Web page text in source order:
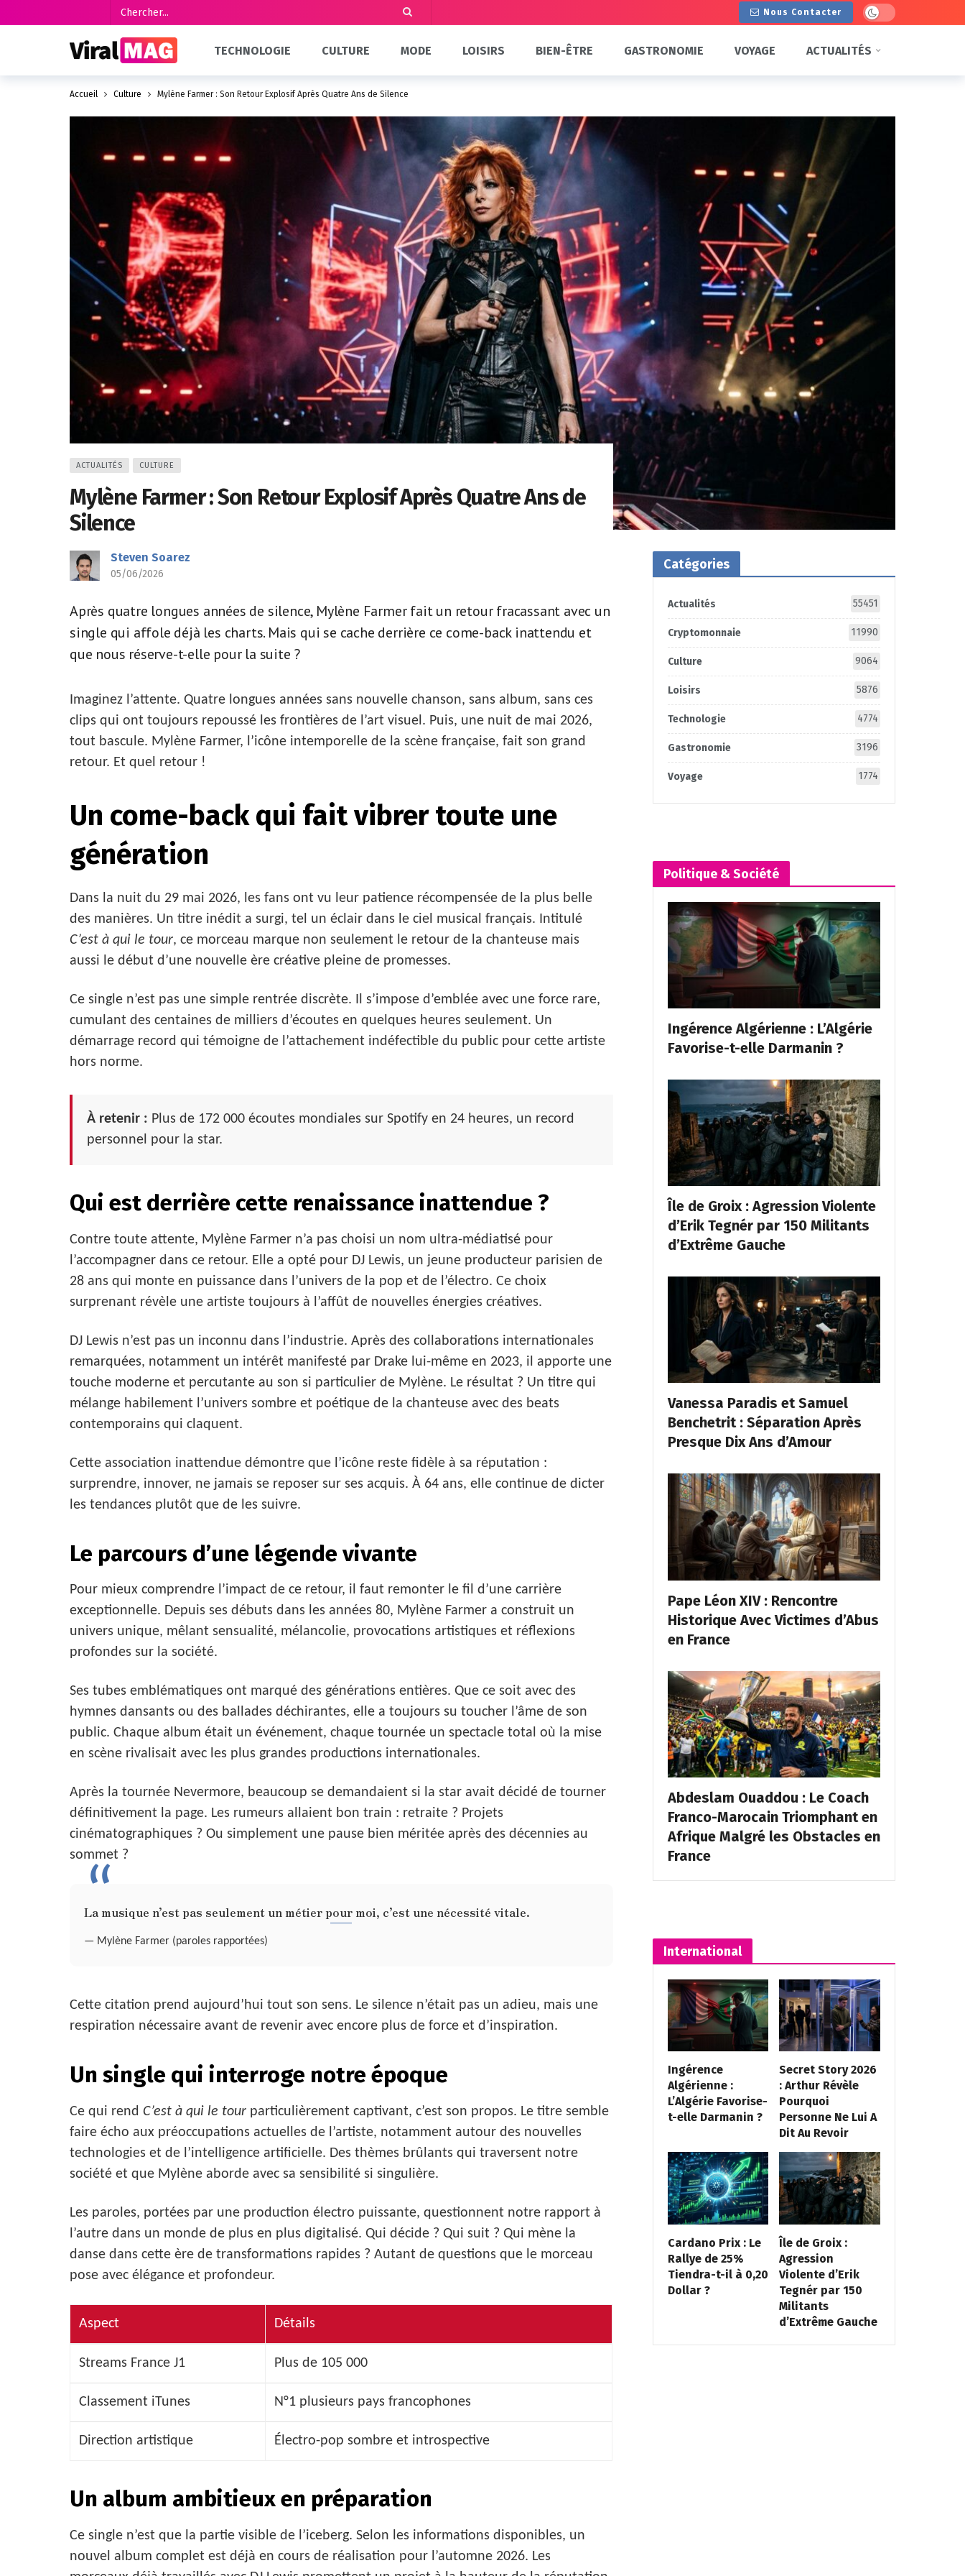
Nous Contacter Dark mode
TECHNOLOGIE CULTURE MODE LOISIRS BIEN-ÊTRE GASTRONOMIE VOYAGE ACTUALITÉS
Accueil Culture Mylène Farmer : Son Retour Explosif Après Quatre Ans de Silence
ACTUALITÉS CULTURE
Mylène Farmer : Son Retour Explosif Après Quatre Ans de
Silence
Steven Soarez
05/06/2026
Après quatre longues années de silence, Mylène Farmer fait un retour fracassant avec un
single qui affole déjà les charts. Mais qui se cache derrière ce come-back inattendu et
que nous réserve-t-elle pour la suite ?
Imaginez l’attente. Quatre longues années sans nouvelle chanson, sans album, sans ces
clips qui ont toujours repoussé les frontières de l’art visuel. Puis, une nuit de mai 2026,
tout bascule. Mylène Farmer, l’icône intemporelle de la scène française, fait son grand
retour. Et quel retour !
Un come-back qui fait vibrer toute une
génération
Dans la nuit du 29 mai 2026, les fans ont vu leur patience récompensée de la plus belle
des manières. Un titre inédit a surgi, tel un éclair dans le ciel musical français. Intitulé
C’est à qui le tour, ce morceau marque non seulement le retour de la chanteuse mais
aussi le début d’une nouvelle ère créative pleine de promesses.
Ce single n’est pas une simple rentrée discrète. Il s’impose d’emblée avec une force rare,
cumulant des centaines de milliers d’écoutes en quelques heures seulement. Un
démarrage record qui témoigne de l’attachement indéfectible du public pour cette artiste
hors norme.
À retenir : Plus de 172 000 écoutes mondiales sur Spotify en 24 heures, un record
personnel pour la star.
Qui est derrière cette renaissance inattendue ?
Contre toute attente, Mylène Farmer n’a pas choisi un nom ultra-médiatisé pour
l’accompagner dans ce retour. Elle a opté pour DJ Lewis, un jeune producteur parisien de
28 ans qui monte en puissance dans l’univers de la pop et de l’électro. Ce choix
surprenant révèle une artiste toujours à l’affût de nouvelles énergies créatives.
DJ Lewis n’est pas un inconnu dans l’industrie. Après des collaborations internationales
remarquées, notamment un intérêt manifesté par Drake lui-même en 2023, il apporte une
touche moderne et percutante au son si particulier de Mylène. Le résultat ? Un titre qui
mélange habilement l’univers sombre et poétique de la chanteuse avec des beats
contemporains qui claquent.
Cette association inattendue démontre que l’icône reste fidèle à sa réputation :
surprendre, innover, ne jamais se reposer sur ses acquis. À 64 ans, elle continue de dicter
les tendances plutôt que de les suivre.
Le parcours d’une légende vivante
Pour mieux comprendre l’impact de ce retour, il faut remonter le fil d’une carrière
exceptionnelle. Depuis ses débuts dans les années 80, Mylène Farmer a construit un
univers unique, mêlant sensualité, mélancolie, provocations artistiques et réflexions
profondes sur la société.
Ses tubes emblématiques ont marqué des générations entières. Que ce soit avec des
hymnes dansants ou des ballades déchirantes, elle a toujours su toucher l’âme de son
public. Chaque album était un événement, chaque tournée un spectacle total où la mise
en scène rivalisait avec les plus grandes productions internationales.
Après la tournée Nevermore, beaucoup se demandaient si la star avait décidé de tourner
définitivement la page. Les rumeurs allaient bon train : retraite ? Projets
cinématographiques ? Ou simplement une pause bien méritée après des décennies au
sommet ?
La musique n’est pas seulement un métier pour moi, c’est une nécessité vitale.
— Mylène Farmer (paroles rapportées)
Cette citation prend aujourd’hui tout son sens. Le silence n’était pas un adieu, mais une
respiration nécessaire avant de revenir avec encore plus de force et d’inspiration.
Un single qui interroge notre époque
Ce qui rend C’est à qui le tour particulièrement captivant, c’est son propos. Le titre semble
faire écho aux préoccupations actuelles de l’artiste, notamment autour des nouvelles
technologies et de l’intelligence artificielle. Des thèmes brûlants qui traversent notre
société et que Mylène aborde avec sa sensibilité si singulière.
Les paroles, portées par une production électro puissante, questionnent notre rapport à
l’autre dans un monde de plus en plus digitalisé. Qui décide ? Qui suit ? Qui mène la
danse dans cette ère de transformations rapides ? Autant de questions que le morceau
pose avec élégance et profondeur.
Aspect Détails
Streams France J1 Plus de 105 000
Classement iTunes N°1 plusieurs pays francophones
Direction artistique Électro-pop sombre et introspective
Un album ambitieux en préparation
Ce single n’est que la partie visible de l’iceberg. Selon les informations disponibles, un
nouvel album complet est déjà en cours de réalisation pour l’automne 2026. Les
Catégories
Actualités 55451
Cryptomonnaie 11990
Culture 9064
Loisirs 5876
Technologie 4774
Gastronomie 3196
Voyage 1774
Politique & Société
Ingérence Algérienne : L’Algérie
Favorise-t-elle Darmanin ?
Île de Groix : Agression Violente
d’Erik Tegnér par 150 Militants
d’Extrême Gauche
Vanessa Paradis et Samuel
Benchetrit : Séparation Après
Presque Dix Ans d’Amour
Pape Léon XIV : Rencontre
Historique Avec Victimes d’Abus
en France
Abdeslam Ouaddou : Le Coach
Franco-Marocain Triomphant en
Afrique Malgré les Obstacles en
France
International
Ingérence
Algérienne :
L’Algérie Favorise-
t-elle Darmanin ?
Secret Story 2026
: Arthur Révèle
Pourquoi
Personne Ne Lui A
Dit Au Revoir
Cardano Prix : Le
Rallye de 25%
Tiendra-t-il à 0,20
Dollar ?
Île de Groix :
Agression
Violente d’Erik
Tegnér par 150
Militants
d’Extrême Gauche